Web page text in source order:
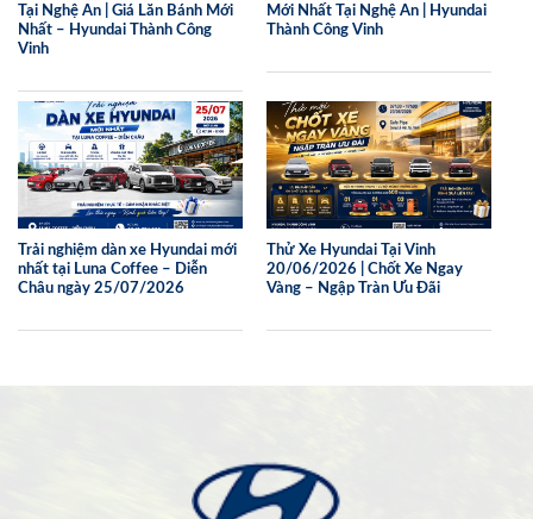
Tại Nghệ An | Giá Lăn Bánh Mới
Nhất – Hyundai Thành Công
Vinh
Mới Nhất Tại Nghệ An | Hyundai
Thành Công Vinh
Trải nghiệm dàn xe Hyundai mới
nhất tại Luna Coffee – Diễn
Châu ngày 25/07/2026
Thử Xe Hyundai Tại Vinh
20/06/2026 | Chốt Xe Ngay
Vàng – Ngập Tràn Ưu Đãi